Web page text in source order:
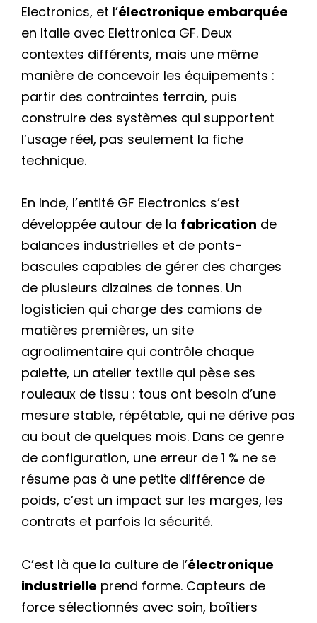
Electronics, et l’électronique embarquée
en Italie avec Elettronica GF. Deux
contextes différents, mais une même
manière de concevoir les équipements :
partir des contraintes terrain, puis
construire des systèmes qui supportent
l’usage réel, pas seulement la fiche
technique.
En Inde, l’entité GF Electronics s’est
développée autour de la fabrication de
balances industrielles et de ponts-
bascules capables de gérer des charges
de plusieurs dizaines de tonnes. Un
logisticien qui charge des camions de
matières premières, un site
agroalimentaire qui contrôle chaque
palette, un atelier textile qui pèse ses
rouleaux de tissu : tous ont besoin d’une
mesure stable, répétable, qui ne dérive pas
au bout de quelques mois. Dans ce genre
de configuration, une erreur de 1 % ne se
résume pas à une petite différence de
poids, c’est un impact sur les marges, les
contrats et parfois la sécurité.
C’est là que la culture de l’électronique
industrielle prend forme. Capteurs de
force sélectionnés avec soin, boîtiers